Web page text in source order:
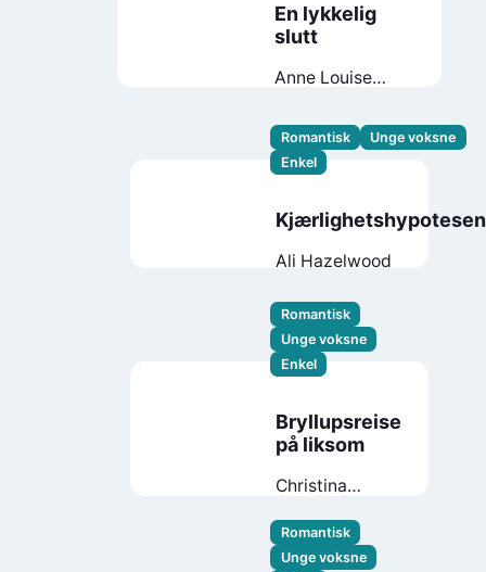
En lykkelig
slutt
Anne Louise
Romantisk
Unge voksne
Enkel
Kjærlighetshypotesen
Ali Hazelwood
Romantisk
Unge voksne
Enkel
Bryllupsreise
på liksom
Christina
Romantisk
Unge voksne